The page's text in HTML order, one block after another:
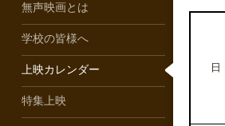
無声映画とは
学校の皆様へ
上映カレンダー
特集上映